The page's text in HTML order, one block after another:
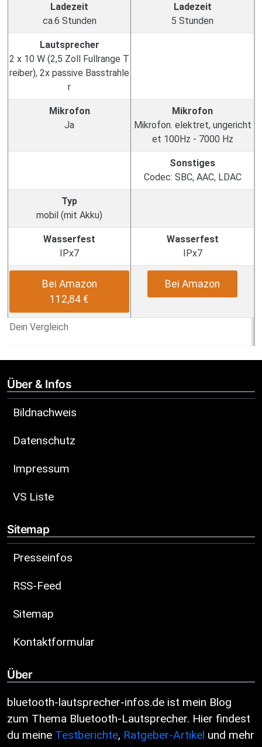
Dein Vergleich
Ladezeit
ca.6 Stunden
Ladezeit
5 Stunden
Lautsprecher
2 x 10 W (2,5 Zoll Fullrange T
reiber), 2x passive Basstrahle
r
Mikrofon
Ja
Mikrofon
Mikrofon. elektret, ungericht
et 100Hz - 7000 Hz
Sonstiges
Codec: SBC, AAC, LDAC
Typ
mobil (mit Akku)
Wasserfest
IPx7
Wasserfest
IPx7
Bei Amazon
112,84 €
Bei Amazon
Über & Infos
Bildnachweis
Datenschutz
Impressum
VS Liste
Sitemap
Presseinfos
RSS-Feed
Sitemap
Kontaktformular
Über
bluetooth-lautsprecher-infos.de ist mein Blog
zum Thema Bluetooth-Lautsprecher. Hier findest
du meine Testberichte, Ratgeber-Artikel und mehr